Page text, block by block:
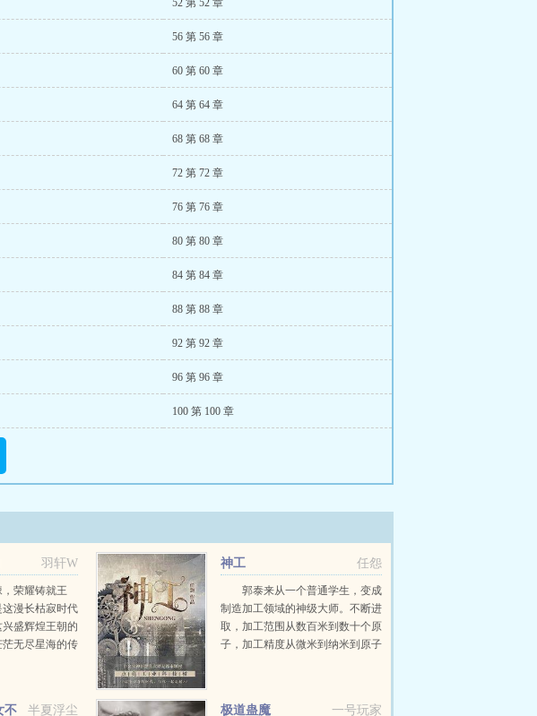
52 第 52 章
56 第 56 章
60 第 60 章
64 第 64 章
68 第 68 章
72 第 72 章
76 第 76 章
80 第 80 章
84 第 84 章
88 第 88 章
92 第 92 章
96 第 96 章
100 第 100 章
羽轩W
荣耀铸就王
漫长枯寂时代
盛辉煌王朝的
无尽星海的传
任怨
神工
郭泰来从一个普通学生，变成
制造加工领域的神级大师。不断进
取，加工范围从数百米到数十个原
子，加工精度从微米到纳米到原子
半夏浮尘
不 一号玩家
极道蛊魔